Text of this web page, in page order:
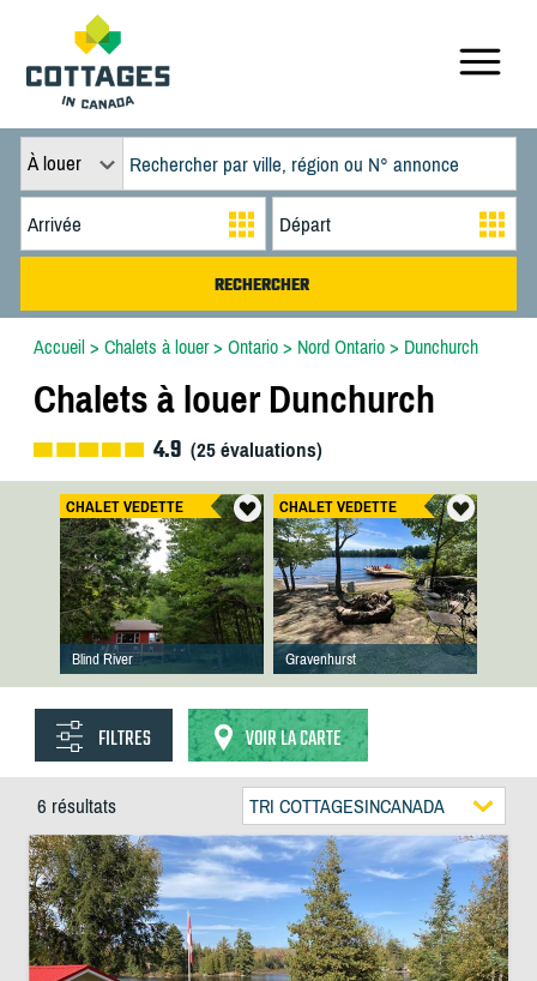
À louer
Accueil> Chalets à louer> Ontario> Nord Ontario> Dunchurch
Chalets à louer Dunchurch
4.9 (25évaluations)
CHALET VEDETTE
Blind River
CHALET VEDETTE
Gravenhurst
FILTRES VOIR LA CARTE
6 résultats TRI COTTAGESINCANADA